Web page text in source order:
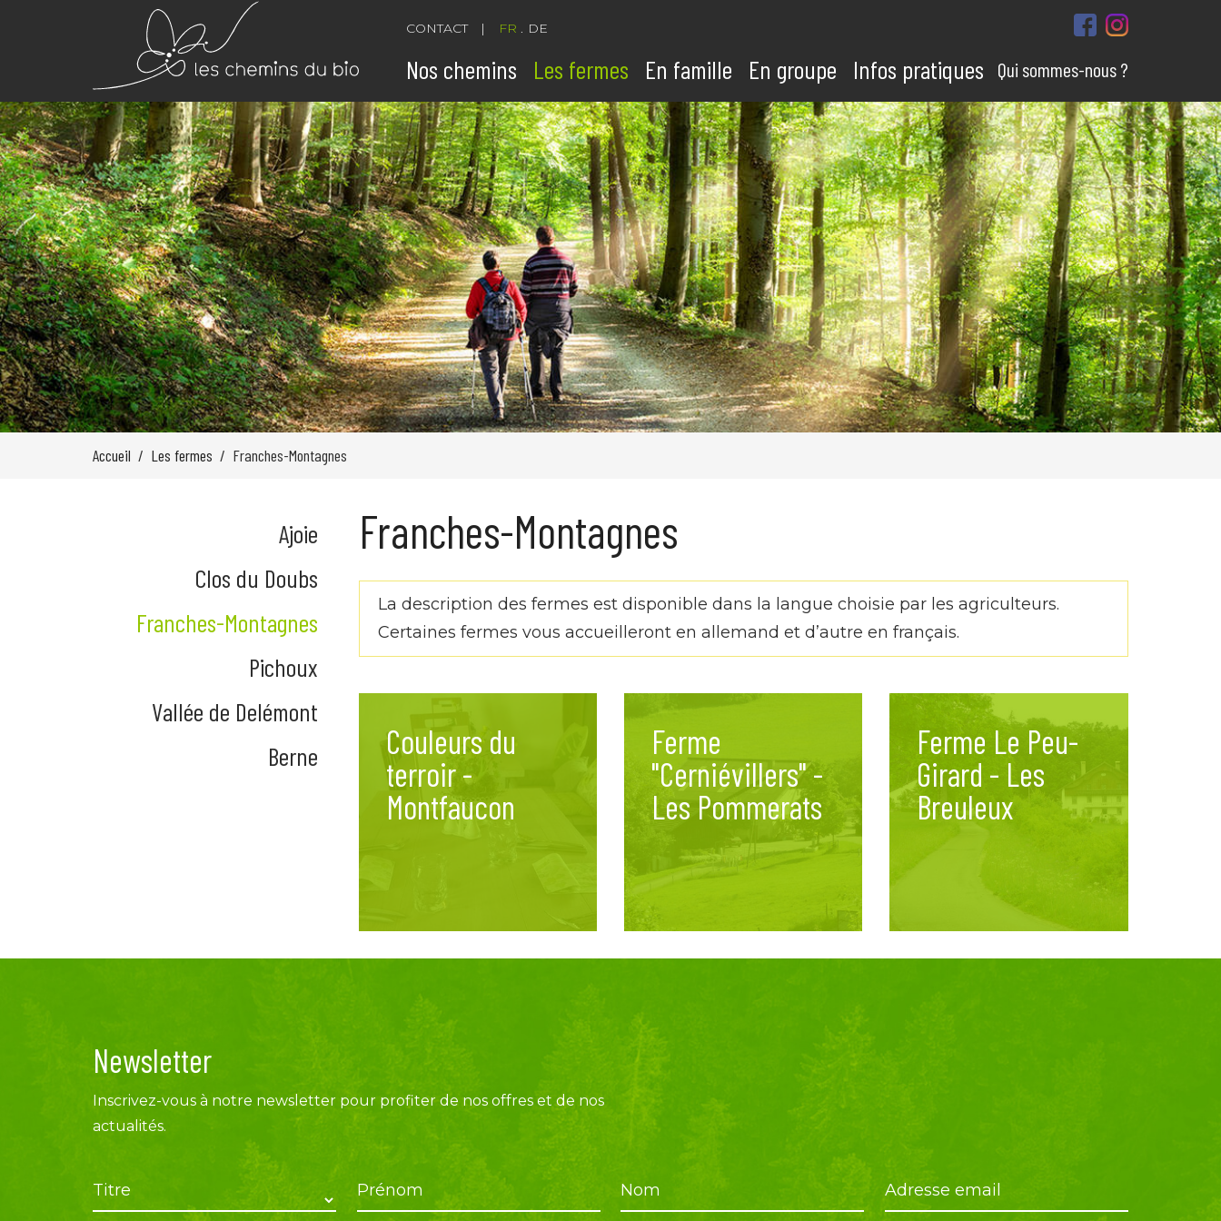
CONTACT FR DE
Nos chemins Les fermes En famille En groupe Infos pratiques Qui sommes-nous ?
Accueil Les fermes Franches-Montagnes
Ajoie
Clos du Doubs
Franches-Montagnes
Pichoux
Vallée de Delémont
Berne
Franches-Montagnes
La description des fermes est disponible dans la langue choisie par les agriculteurs.
Certaines fermes vous accueilleront en allemand et d’autre en français.
Couleurs du
terroir -
Montfaucon
Ferme
"Cerniévillers" -
Les Pommerats
Ferme Le Peu-
Girard - Les
Breuleux
Newsletter
Inscrivez-vous à notre newsletter pour profiter de nos offres et de nos
actualités.
Titre Prénom Nom Adresse email